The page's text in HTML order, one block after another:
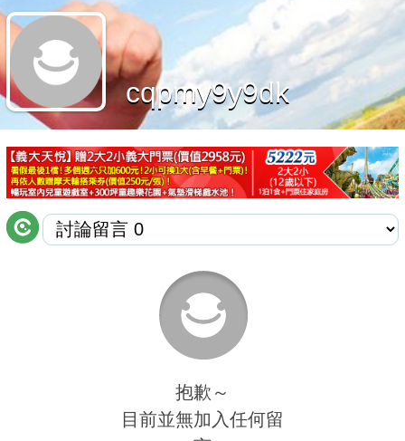
最新留言
商家合作
推薦景點
討論區
聯絡我們
cqpmy9y9dk
抱歉～
目前並無加入任何留